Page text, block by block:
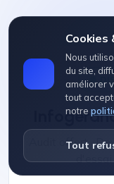
Cookies
Nous
du site,
améliorer
tout
notre
Tout
Audit offert ·